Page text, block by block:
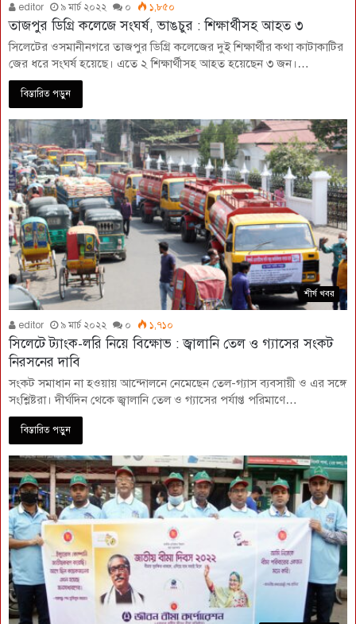
editor ৯ মার্চ ২০২২ ০ ১,৮৫০
তাজপুর ডিগ্রি কলেজে সংঘর্ষ, ভাঙচুর : শিক্ষার্থীসহ আহত ৩
সিলেটের ওসমানীনগরে তাজপুর ডিগ্রি কলেজের দুই শিক্ষার্থীর কথা কাটাকাটির
জের ধরে সংঘর্ষ হয়েছে। এতে ২ শিক্ষার্থীসহ আহত হয়েছেন ৩ জন।…
বিস্তারিত পড়ুন
শীর্ষ খবর
editor ৯ মার্চ ২০২২ ০ ১,৭১০
সিলেটে ট্যাংক-লরি নিয়ে বিক্ষোভ : জ্বালানি তেল ও গ্যাসের সংকট
নিরসনের দাবি
সংকট সমাধান না হওয়ায় আন্দোলনে নেমেছেন তেল-গ্যাস ব্যবসায়ী ও এর সঙ্গে
সংশ্লিষ্টরা। দীর্ঘদিন থেকে জ্বালানি তেল ও গ্যাসের পর্যাপ্ত পরিমাণে…
বিস্তারিত পড়ুন